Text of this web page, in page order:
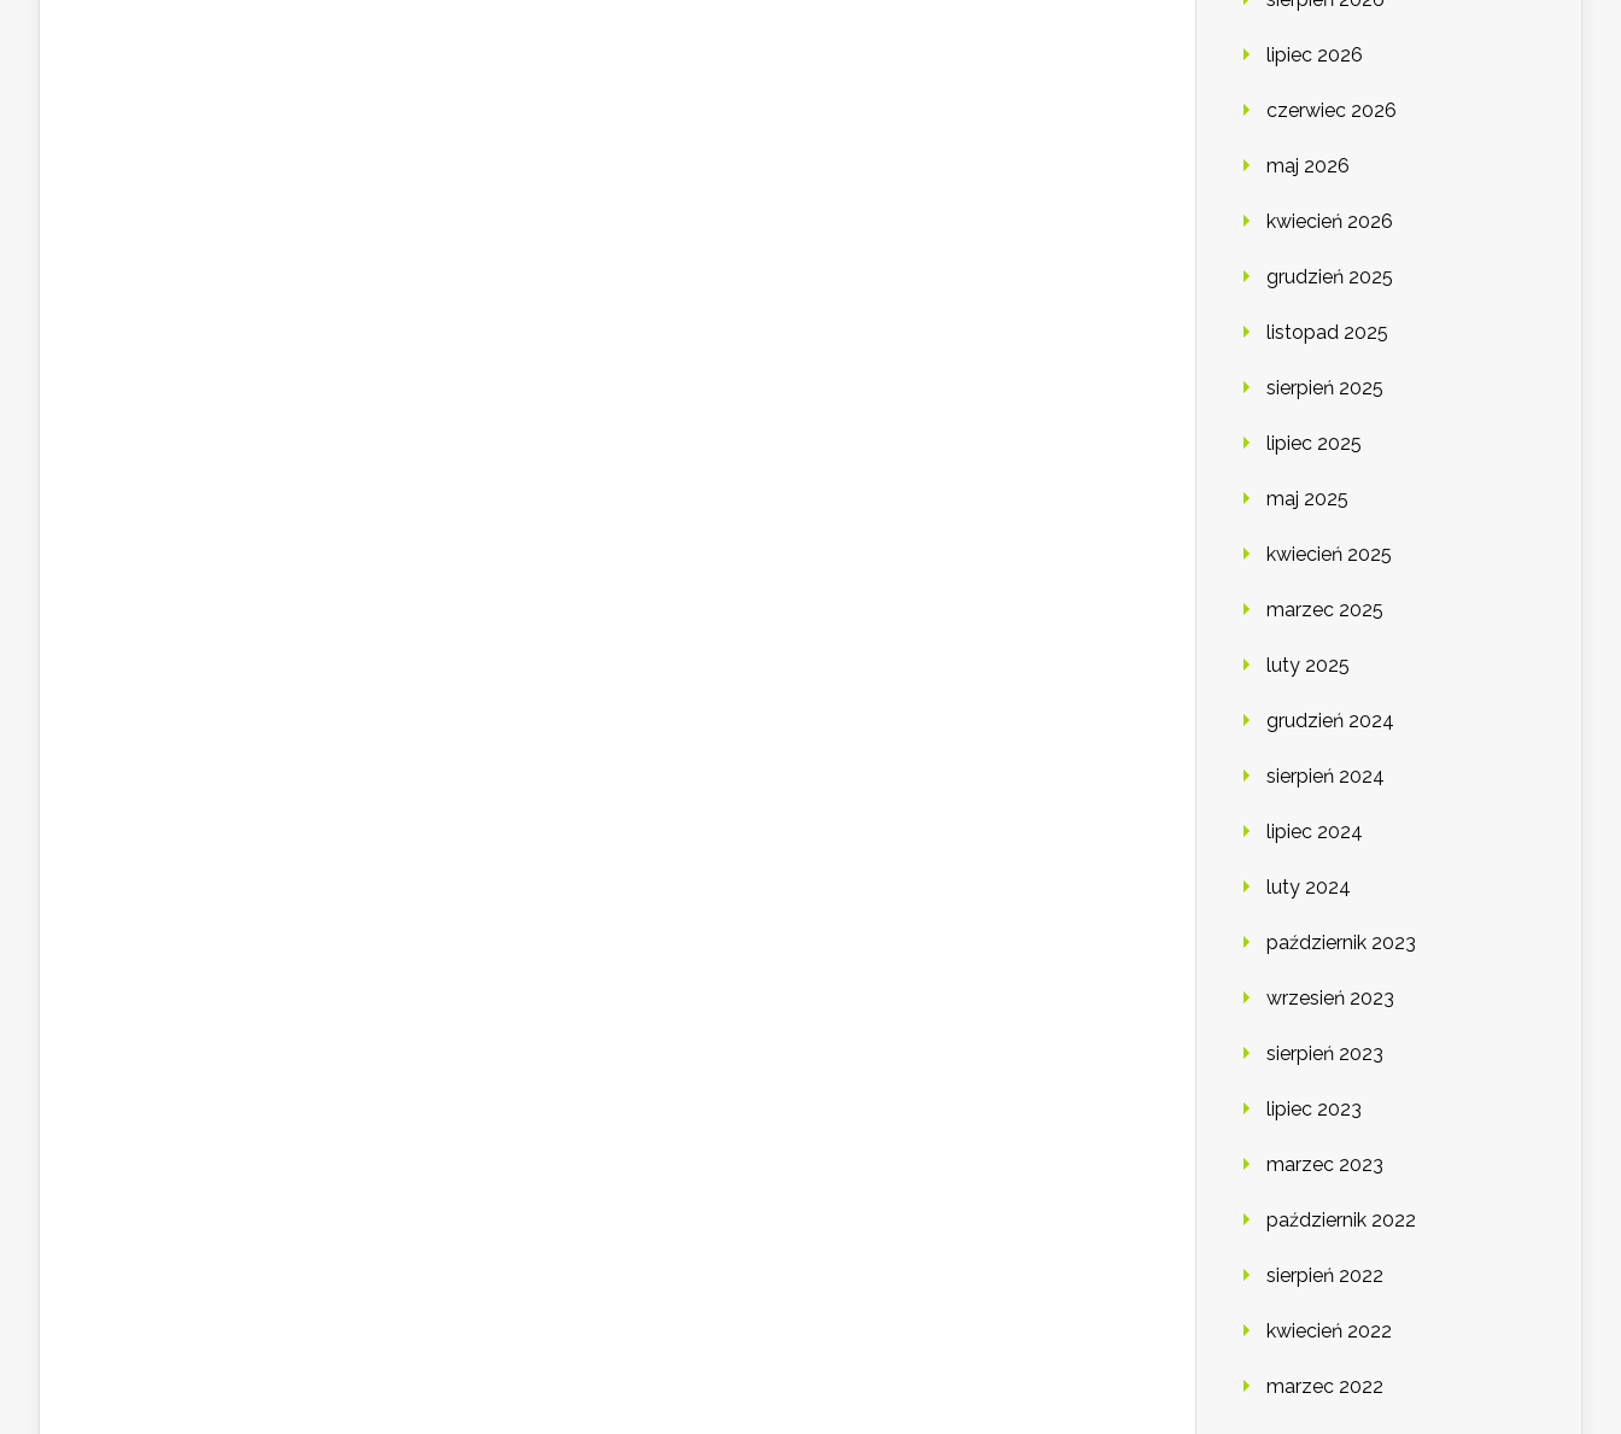
lipiec 2026
czerwiec 2026
maj 2026
kwiecień 2026
grudzień 2025
listopad 2025
sierpień 2025
lipiec 2025
maj 2025
kwiecień 2025
marzec 2025
luty 2025
grudzień 2024
sierpień 2024
lipiec 2024
luty 2024
październik 2023
wrzesień 2023
sierpień 2023
lipiec 2023
marzec 2023
październik 2022
sierpień 2022
kwiecień 2022
marzec 2022